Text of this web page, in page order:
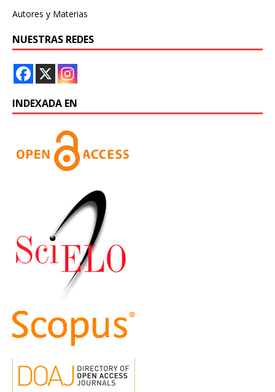
Autores y Materias
NUESTRAS REDES
INDEXADA EN